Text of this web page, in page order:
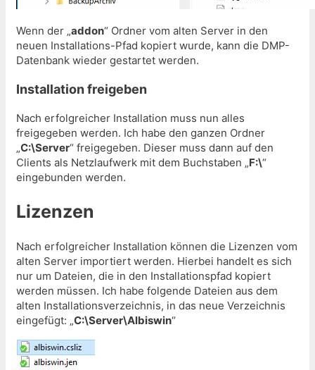
Wenn der „addon“ Ordner vom alten Server in den
neuen Installations-Pfad kopiert wurde, kann die DMP-
Datenbank wieder gestartet werden.
Installation freigeben
Nach erfolgreicher Installation muss nun alles
freigegeben werden. Ich habe den ganzen Ordner
„C:\Server“ freigegeben. Dieser muss dann auf den
Clients als Netzlaufwerk mit dem Buchstaben „F:\“
eingebunden werden.
Lizenzen
Nach erfolgreicher Installation können die Lizenzen vom
alten Server importiert werden. Hierbei handelt es sich
nur um Dateien, die in den Installationspfad kopiert
werden müssen. Ich habe folgende Dateien aus dem
alten Installationsverzeichnis, in das neue Verzeichnis
eingefügt: „C:\Server\Albiswin“